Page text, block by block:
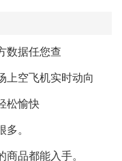
数据任您查
上空飞机实时动向
松愉快
。
品都能入手。